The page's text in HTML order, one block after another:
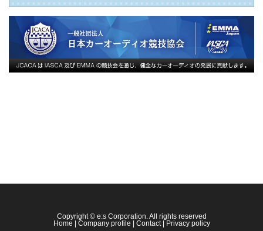
Copyright © e:s Corporation. All rights reserved
Home
Company profile Contact| Privacy policy